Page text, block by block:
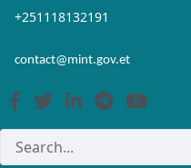
Skip to Main Content
Open Accessibility Menu
+251118132191
contact@mint.gov.et